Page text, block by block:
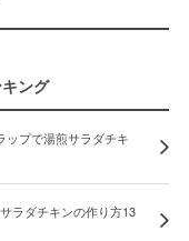
ング
ップで湯煎サラダチキ
ラダチキンの作り方13